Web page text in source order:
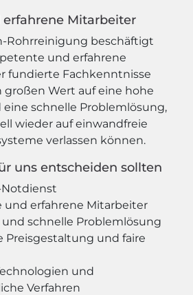
Mitarbeiter
Rohrreinigung beschäftigt
und erfahrene
fundierte Fachkenntnisse
großen Wert auf eine hohe
schnelle Problemlösung,
wieder auf einwandfreie
verlassen können.
uns entscheiden sollten
und erfahrene Mitarbeiter
und schnelle Problemlösung
Preisgestaltung und faire
und
Verfahren